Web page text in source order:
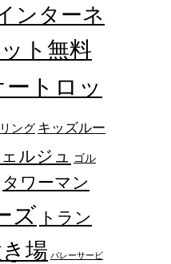
ンターネ
ト無料
ートロッ
ング キッズルー
ルジュ
ゴル
タワーマン
ズ トラン
場 バレーサービ